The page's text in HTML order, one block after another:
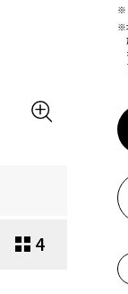
4
※
※